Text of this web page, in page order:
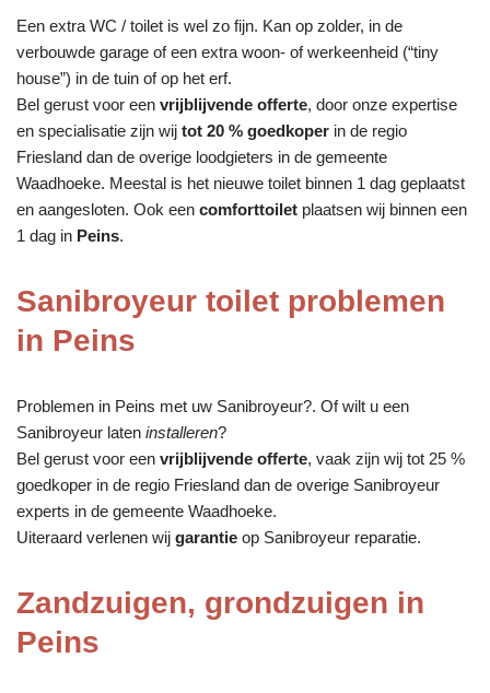
Een extra WC / toilet is wel zo fijn. Kan op zolder, in de
verbouwde garage of een extra woon- of werkeenheid (“tiny
house”) in de tuin of op het erf.
Bel gerust voor een vrijblijvende offerte, door onze expertise
en specialisatie zijn wij tot 20 % goedkoper in de regio
Friesland dan de overige loodgieters in de gemeente
Waadhoeke. Meestal is het nieuwe toilet binnen 1 dag geplaatst
en aangesloten. Ook een comforttoilet plaatsen wij binnen een
1 dag in Peins.
Sanibroyeur toilet problemen
in Peins
Problemen in Peins met uw Sanibroyeur?. Of wilt u een
Sanibroyeur laten installeren?
Bel gerust voor een vrijblijvende offerte, vaak zijn wij tot 25 %
goedkoper in de regio Friesland dan de overige Sanibroyeur
experts in de gemeente Waadhoeke.
Uiteraard verlenen wij garantie op Sanibroyeur reparatie.
Zandzuigen, grondzuigen in
Peins